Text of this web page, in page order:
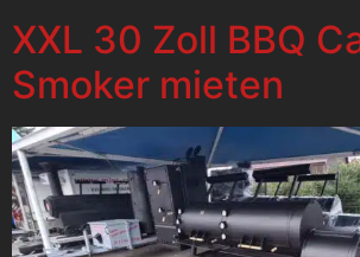
XXL 30 Zoll BBQ
Smoker mieten